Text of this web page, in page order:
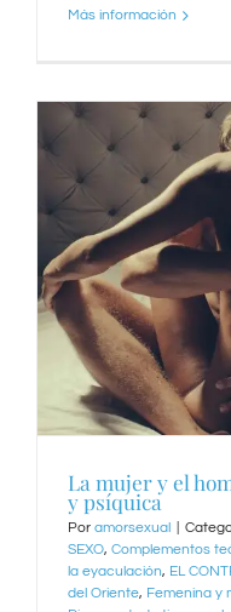
Más información
La mujer y el
y psíquica
Por amorsexual
SEXO, Complementos
la eyaculación, EL
del Oriente, Femenina y